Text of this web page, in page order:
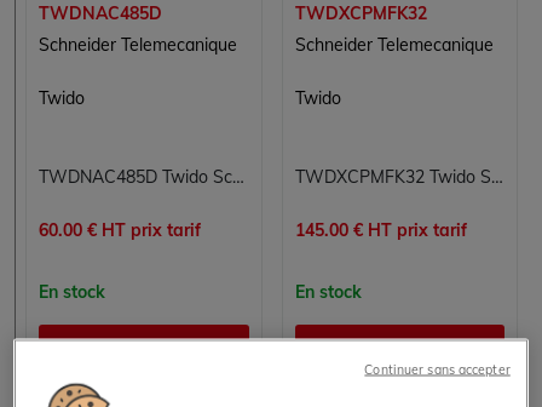
TWDNAC485D
Schneider Telemecanique
Twido
TWDNAC485D Twido Schneider Telemecanique
60.00 € HT prix tarif
En stock
TWDXCPMFK32
Schneider Telemecanique
Twido
TWDXCPMFK32 Twido Schneider Telemecanique
145.00 € HT prix tarif
En stock
Continuer sans accepter